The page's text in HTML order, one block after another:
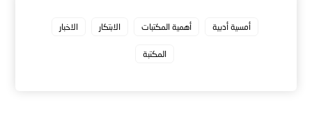
أمسية أدبية أهمية المكتبات الابتكار الاخبار
المكتبة